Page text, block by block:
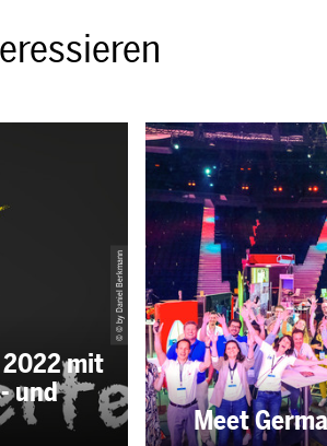
mit
und
© © by Daniel Berkmann
Meet